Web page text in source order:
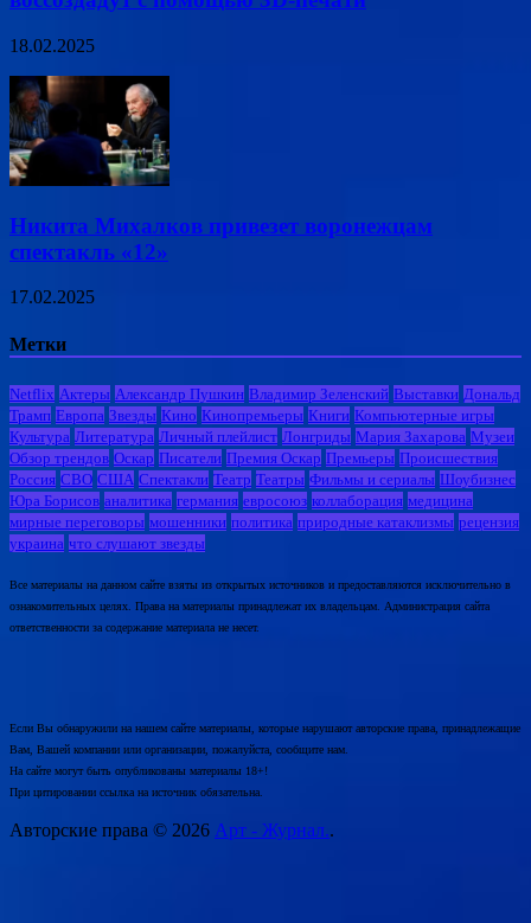
18.02.2025
Никита Михалков привезет воронежцам
спектакль «12»
17.02.2025
Метки
Netflix Актеры Александр Пушкин Владимир Зеленский Выставки Дональд
Трамп Европа Звезды Кино Кинопремьеры Книги Компьютерные игры
Культура Литература Личный плейлист Лонгриды Мария Захарова Музеи
Обзор трендов Оскар Писатели Премия Оскар Премьеры Происшествия
Россия СВО США Спектакли Театр Театры Фильмы и сериалы Шоубизнес
Юра Борисов аналитика германия евросоюз коллаборация медицина
мирные переговоры мошенники политика природные катаклизмы рецензия
украина что слушают звезды
Все материалы на данном сайте взяты из открытых источников и предоставляются исключительно в
ознакомительных целях. Права на материалы принадлежат их владельцам. Администрация сайта
ответственности за содержание материала не несет.
Если Вы обнаружили на нашем сайте материалы, которые нарушают авторские права, принадлежащие
Вам, Вашей компании или организации, пожалуйста, сообщите нам.
На сайте могут быть опубликованы материалы 18+!
При цитировании ссылка на источник обязательна.
Авторские права © 2026 Арт - Журнал..